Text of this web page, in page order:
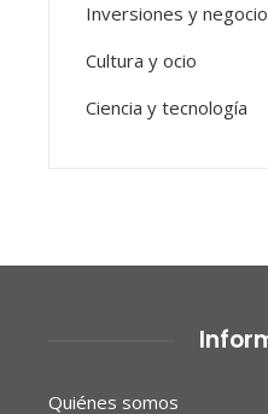
Inversiones y
Cultura y ocio
Ciencia y tecnología
Quiénes somos